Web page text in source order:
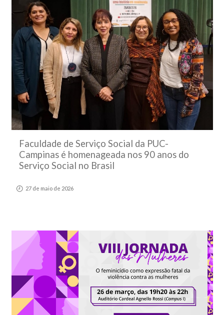
Faculdade de Serviço Social da PUC-
Campinas é homenageada nos 90 anos do
Serviço Social no Brasil
27 de maio de 2026